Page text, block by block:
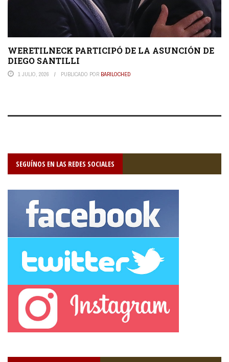
WERETILNECK PARTICIPÓ DE LA ASUNCIÓN DE
DIEGO SANTILLI
1 JULIO, 2026 PUBLICADO POR BARILOCHED
SEGUÍNOS EN LAS REDES SOCIALES